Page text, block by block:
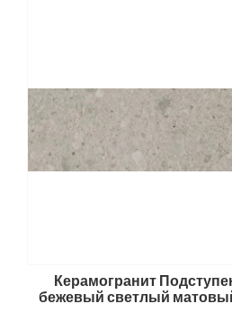
Керамогранит
бежевый светлый